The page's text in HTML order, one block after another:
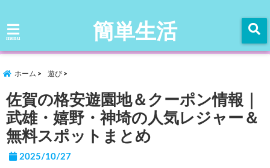
menu 簡単生活
ホーム 遊び
佐賀の格安遊園地＆クーポン情報｜
武雄・嬉野・神埼の人気レジャー＆
無料スポットまとめ
2025/10/27